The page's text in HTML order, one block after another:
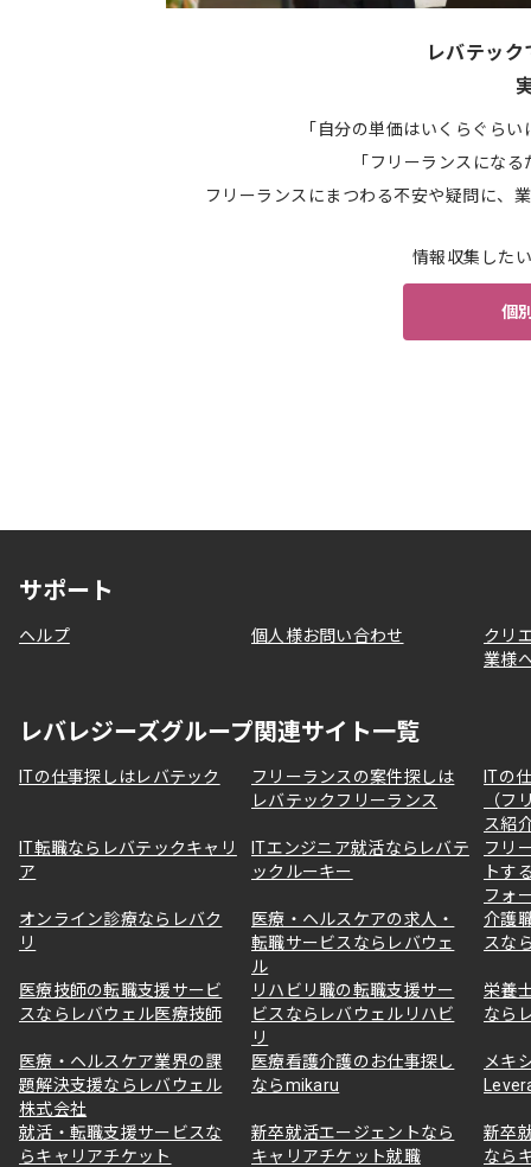
レバテッ
「自分の単価はいくらぐら
「フリーランスにな
フリーランスにまつわる不安や疑問に、
情報収集した
個
サポート
ヘルプ 個人様お問い合わせ
クリ
業様
レバレジーズグループ関連サイト一覧
ITの仕事探しはレバテック
フリーランスの案件探しは
レバテックフリーランス
ITの
（フ
ス紹
IT転職ならレバテックキャリ
ア
ITエンジニア就活ならレバテ
ックルーキー
フリ
トす
フォ
オンライン診療ならレバク
リ
医療・ヘルスケアの求人・
転職サービスならレバウェ
ル
介護
スな
医療技師の転職支援サービ
スならレバウェル医療技師
リハビリ職の転職支援サー
ビスならレバウェルリハビ
リ
栄養
なら
医療・ヘルスケア業界の課
題解決支援ならレバウェル
株式会社
医療看護介護のお仕事探し
ならmikaru
メキ
就活・転職支援サービスな
らキャリアチケット
新卒就活エージェントなら
キャリアチケット就職
新卒
なら